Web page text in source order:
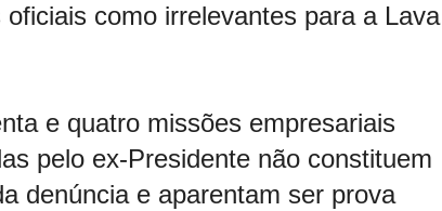
oficiais como irrelevantes para a Lava
e quatro missões empresariais
pelo ex-Presidente não constituem
denúncia e aparentam ser prova